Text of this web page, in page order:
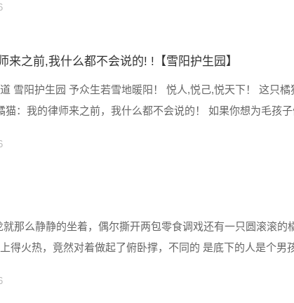
来之前,我什么都不会说的! ​​​​!【雪阳护生园】
雪阳护生园 予众生若雪地暖阳！ 悦人,悦己,悦天下！ 这只
猫：我的律师来之前，我什么都不会说的！ 如果你想为毛孩
就那么静静的坐着，偶尔撕开两包零食调戏还有一只圆滚滚
得火热，竟然对着做起了俯卧撑，不同的 是底下的人是个男